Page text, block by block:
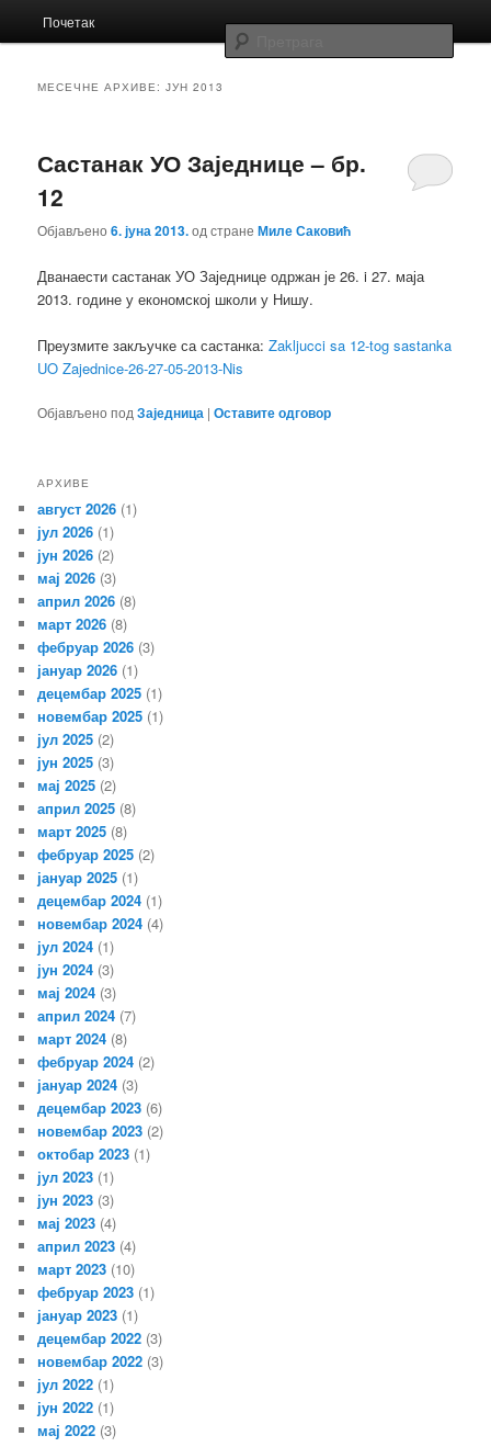
Заједница
изборник
Скочи
садржај
Скочи
садржај
Почетак
МЕСЕЧНЕ АРХИВЕ:ЈУН 2013
Састанак УО Заједнице – бр.
12
Објављено6. јуна 2013.од странеМиле Саковић
Дванаести састанак УО Заједнице одржан је 26. i 27. маја
2013. године у економској школи у Нишу.
Преузмите закључке са састанка:Zakljucci sa 12-tog sastanka
UO Zajednice-26-27-05-2013-Nis
Објављено под Заједница |Оставите одговор
АРХИВЕ
август 2026 (1)
јул 2026 (1)
јун 2026 (2)
мај 2026 (3)
април 2026 (8)
март 2026 (8)
фебруар 2026 (3)
јануар 2026 (1)
децембар 2025 (1)
новембар 2025 (1)
јул 2025 (2)
јун 2025 (3)
мај 2025 (2)
април 2025 (8)
март 2025 (8)
фебруар 2025 (2)
јануар 2025 (1)
децембар 2024 (1)
новембар 2024 (4)
јул 2024 (1)
јун 2024 (3)
мај 2024 (3)
април 2024 (7)
март 2024 (8)
фебруар 2024 (2)
јануар 2024 (3)
децембар 2023 (6)
новембар 2023 (2)
октобар 2023 (1)
јул 2023 (1)
јун 2023 (3)
мај 2023 (4)
април 2023 (4)
март 2023 (10)
фебруар 2023 (1)
јануар 2023 (1)
децембар 2022 (3)
новембар 2022 (3)
јул 2022 (1)
јун 2022 (1)
мај 2022 (3)